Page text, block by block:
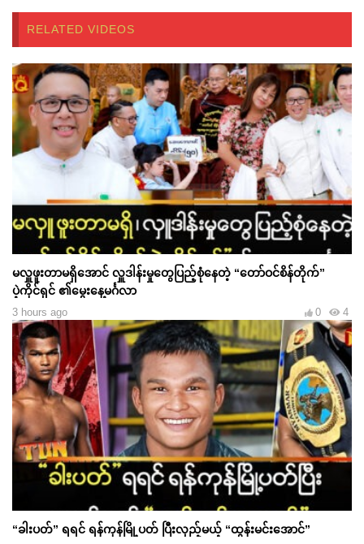
RELATED VIDEOS
မလှူဖူးတာမရှိအောင် လှူဒါန်းမှုတွေပြည့်စုံနေတဲ့ “တော်ဝင်စိန်တိုက်”
ပဲ့ကိုင်ရှင် ၏မွေးနေ့မင်္ဂလာ
3 hours ago 4
0
“ခါးပတ်” ရရင် ရန်ကုန်မြို့ပတ် ပြီးလှည့်မယ့် “ထွန်းမင်းအောင်”